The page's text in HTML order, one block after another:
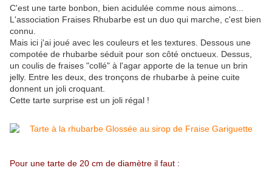
C'est une tarte bonbon, bien acidulée comme nous aimons...
L'association Fraises Rhubarbe est un duo qui marche, c'est bien
connu.
Mais ici j'ai joué avec les couleurs et les textures. Dessous une
compotée de rhubarbe séduit pour son côté onctueux. Dessus,
un coulis de fraises "collé" à l'agar apporte de la tenue un brin
jelly. Entre les deux, des tronçons de rhubarbe à peine cuite
donnent un joli croquant.
Cette tarte surprise est un joli régal !
Pour une tarte de 20 cm de diamètre il faut :